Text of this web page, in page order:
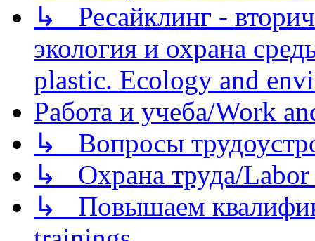
↳ Ресайклинг -
экология и охрана
plastic. Ecology and
Работа и учеба/Work
↳ Вопросы
↳ Охрана труда/Labor
↳ Повышаем